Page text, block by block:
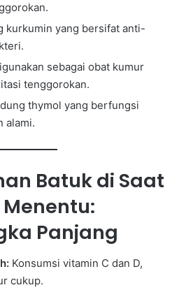
kurkumin yang bersifat anti-
sebagai obat kumur
tenggorokan.
thymol yang berfungsi
alami.
Batuk di Saat
Panjang
Konsumsi vitamin C dan D,
cukup.